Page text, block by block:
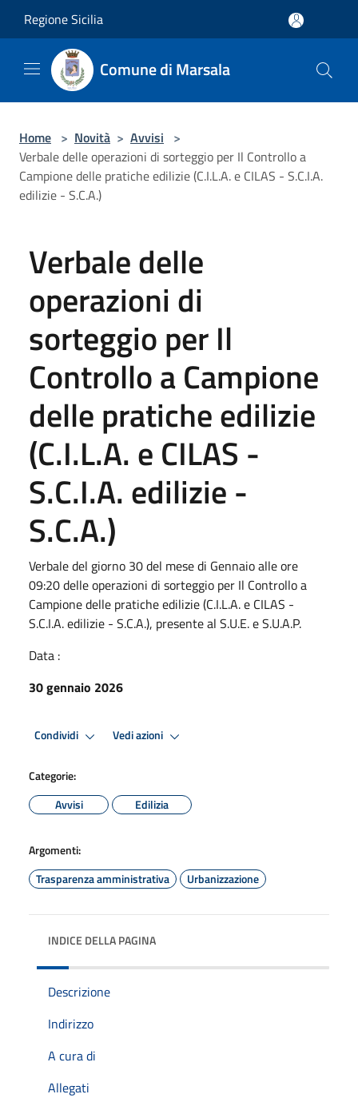
Regione Sicilia
Comune di Marsala
Home > Novità > Avvisi >
Verbale delle operazioni di sorteggio per Il Controllo a
Campione delle pratiche edilizie (C.I.L.A. e CILAS - S.C.I.A.
edilizie - S.C.A.)
Verbale delle
operazioni di
sorteggio per Il
Controllo a Campione
delle pratiche edilizie
(C.I.L.A. e CILAS -
S.C.I.A. edilizie -
S.C.A.)
Verbale del giorno 30 del mese di Gennaio alle ore
09:20 delle operazioni di sorteggio per Il Controllo a
Campione delle pratiche edilizie (C.I.L.A. e CILAS -
S.C.I.A. edilizie - S.C.A.), presente al S.U.E. e S.U.A.P.
Data :
30 gennaio 2026
Condividi Vedi azioni
Categorie:
Avvisi
Edilizia
Argomenti:
Trasparenza amministrativa
Urbanizzazione
INDICE DELLA PAGINA
Descrizione
Indirizzo
A cura di
Allegati